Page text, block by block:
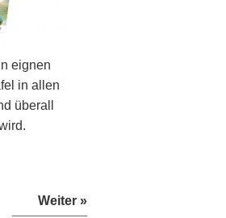
eignen
in allen
überall
Weiter »